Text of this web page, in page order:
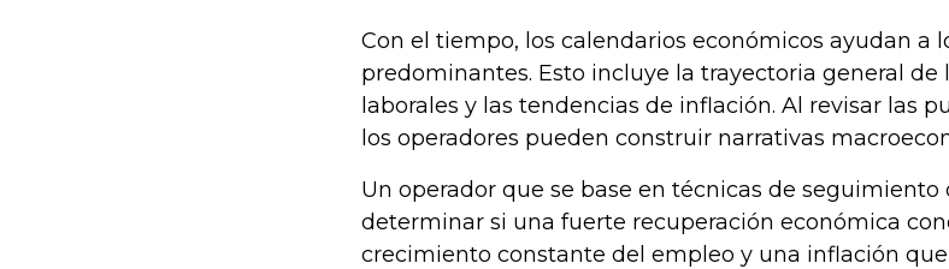
Con el tiempo, los calendarios económicos ayudan a
predominantes. Esto incluye la trayectoria general
laborales y las tendencias de inflación. Al revisar las
los operadores pueden construir narrativas
Un operador que se base en técnicas de
determinar si una fuerte recuperación económica
crecimiento constante del empleo y una inflación